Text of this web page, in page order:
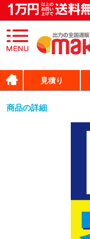
見積り
商品の詳細